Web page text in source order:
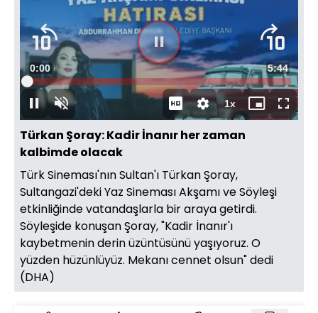
Duraklat
Sesi
Aç
Süre
0:00 Toplam
Süre
5:44
Yüklendi:
1.39%
1xOynatma
Hızı
Mini
oynatıcı
Tam
Ekran
Türkan Şoray: Kadir İnanır her zaman
kalbimde olacak
Türk Sineması'nın Sultan'ı Türkan Şoray,
Sultangazi'deki Yaz Sineması Akşamı ve Söyleşi
etkinliğinde vatandaşlarla bir araya getirdi.
Söyleşide konuşan Şoray, "Kadir İnanır'ı
kaybetmenin derin üzüntüsünü yaşıyoruz. O
yüzden hüzünlüyüz. Mekanı cennet olsun" dedi
(DHA)